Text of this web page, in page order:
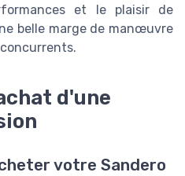
et le plaisir de
belle marge de manœuvre
d'une
votre Sandero